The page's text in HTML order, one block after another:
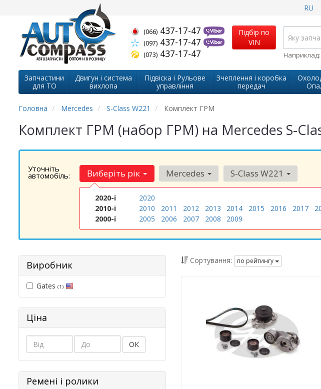
RU
(066) 437-17-47
(097) 437-17-47
(073) 437-17-47
Підбір по
VIN
Запчастини
для ТО
Двигун і система
вихлопа
Підвіска і Рульове
управління
Зчеплення і коробка
передач
Головна Mercedes S-Class W221 Комплект ГРМ
Комплект ГРМ (набор ГРМ) на Mercedes S-
Уточніть
автомобіль: Виберіть рік
2020-і
2020
2010-і
2010 2011 2012 2013 2014 2015 2016 2017
2000-і
2005 2006 2007 2008 2009
Mercedes S-Class W221
Виробник
Gates (1)
Ціна
ОК
Ремені і ролики
Сортування: по рейтингу